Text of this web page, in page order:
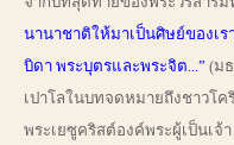
นานาชาติให้มาเป็นศิษย์ของเร
บิดา พระบุตรและพระจิต...” (ม
เปาโลในบทจดหมายถึงชาวโ
พระเยซูคริสต์องค์พระผู้เป็นเจ้